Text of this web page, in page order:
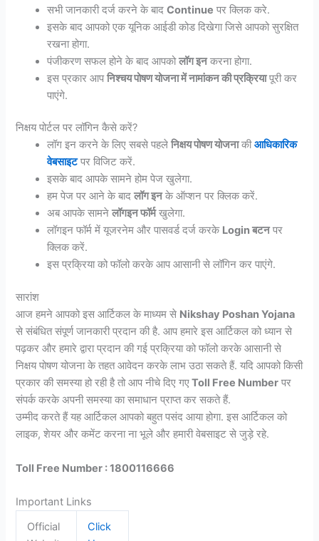
सभी जानकारी दर्ज करने के बादContinue पर क्लिक करे.
इसके बाद आपको एक यूनिक आईडी कोड दिखेगा जिसे आपको सुरक्षित
रखना होगा.
पंजीकरण सफल होने के बाद आपकोलॉग इनकरना होगा.
इस प्रकार आपनिश्चय पोषण योजना में नामांकन की प्रक्रियापूरी कर
पाएंगे.
निक्षय पोर्टल पर लॉगिन कैसे करें?
लॉग इन करने के लिए सबसे पहलेनिक्षय पोषण योजनाकीआधिकारिक
वेबसाइटपर विजिट करें.
इसके बाद आपके सामने होम पेज खुलेगा.
हम पेज पर आने के बादलॉग इनके ऑप्शन पर क्लिक करें.
अब आपके सामनेलॉगइन फॉर्मखुलेगा.
लॉगइन फॉर्म में यूजरनेम और पासवर्ड दर्ज करके Login बटनपर
क्लिक करें.
इस प्रक्रिया को फॉलो करके आप आसानी से लॉगिन कर पाएंगे.
सारांश
आज हमने आपको इस आर्टिकल के माध्यम से Nikshay Poshan Yojana
से संबंधित संपूर्ण जानकारी प्रदान की है. आप हमारे इस आर्टिकल को ध्यान से
पढ़कर और हमारे द्वारा प्रदान की गई प्रक्रिया को फॉलो करके आसानी से
निक्षय पोषण योजना के तहत आवेदन करके लाभ उठा सकते हैं. यदि आपको किसी
प्रकार की समस्या हो रही है तो आप नीचे दिए गएToll Free Number पर
संपर्क करके अपनी समस्या का समाधान प्राप्त कर सकते हैं.
उम्मीद करते हैं यह आर्टिकल आपको बहुत पसंद आया होगा. इस आर्टिकल को
लाइक, शेयर और कमेंट करना ना भूले और हमारी वेबसाइट से जुड़े रहे.
Toll Free Number : 1800116666
Important Links
Official
Click